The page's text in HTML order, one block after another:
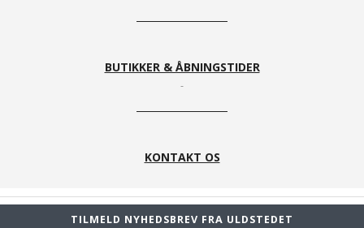
BUTIKKER & ÅBNINGSTIDER
KONTAKT OS
TILMELD NYHEDSBREV FRA ULDSTEDET